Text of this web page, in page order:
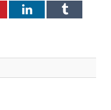
LinkedInTumblr